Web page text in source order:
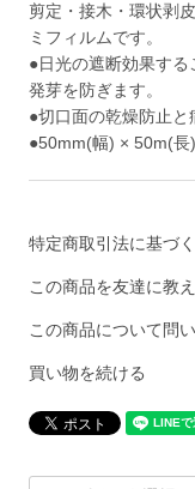
剪定・接木・環状剥
ミフィルムです。
●日光の遮断効果す
発芽を防ぎます。
●切口面の乾燥防止と
●50mm(幅) × 50m(長)
特定商取引法に基づ
この商品を友達に教
この商品について問
買い物を続ける